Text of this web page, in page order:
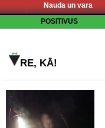
Nauda un vara
POSITIVUS
RE, KĀ!